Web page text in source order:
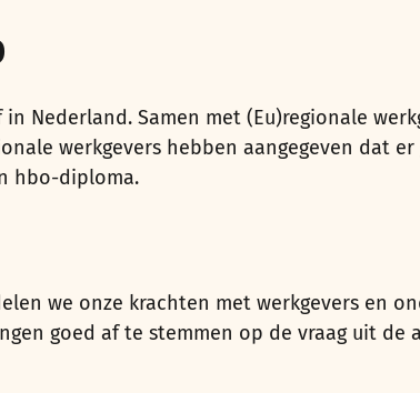
Nederland. Samen met (Eu)regionale
werkgevers hebben aangegeven dat
hbo-diploma.
we onze krachten met werkgevers en
goed af te stemmen op de vraag uit de